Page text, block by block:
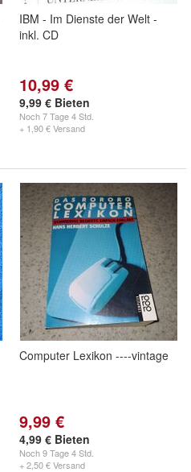
IBM - Im Dienste der Welt -
inkl. CD
10,99 €
9,99 € Bieten
Noch7 Tage 4 Std.
+ 1,90 € Versand
Computer Lexikon ----vintage
9,99 €
4,99 € Bieten
Noch9 Tage 4 Std.
+ 2,50 € Versand